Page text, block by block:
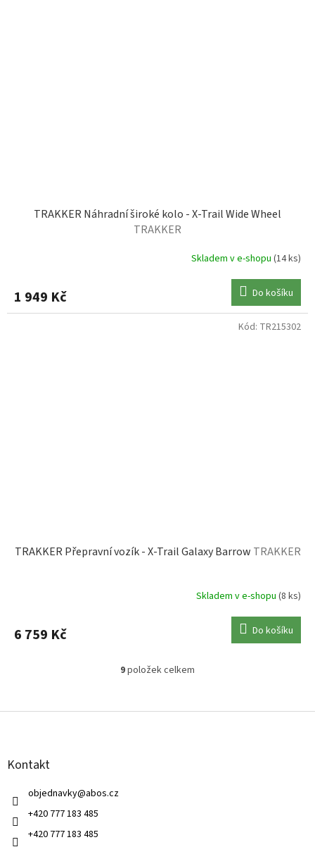
TRAKKER Náhradní široké kolo - X-Trail Wide Wheel
TRAKKER
Skladem v e-shopu (14 ks)
1 949 Kč Do košíku
TRAKKER Přepravní vozík - X-Trail Galaxy Barrow TRAKKER
Skladem v e-shopu (8 ks)
6 759 Kč Do košíku
Kód: TR215302
O
á
9položek celkem
Kontakt
objednavky@abos.cz
+420 777 183 485
+420 777 183 485